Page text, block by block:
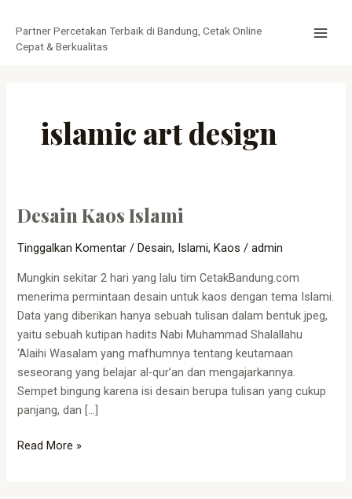
konten
Partner Percetakan Terbaik di Bandung, Cetak Online
Cepat & Berkualitas
islamic art design
Desain Kaos Islami
Tinggalkan Komentar /Desain, Islami,Kaos /admin
Mungkin sekitar 2 hari yang lalu tim CetakBandung.com
menerima permintaan desain untuk kaos dengan tema Islami.
Data yang diberikan hanya sebuah tulisan dalam bentuk jpeg,
yaitu sebuah kutipan hadits Nabi Muhammad Shalallahu
‘Alaihi Wasalam yang mafhumnya tentang keutamaan
seseorang yang belajar al-qur’an dan mengajarkannya.
Sempet bingung karena isi desain berupa tulisan yang cukup
panjang, dan […]
Desain
Islami
Read More »